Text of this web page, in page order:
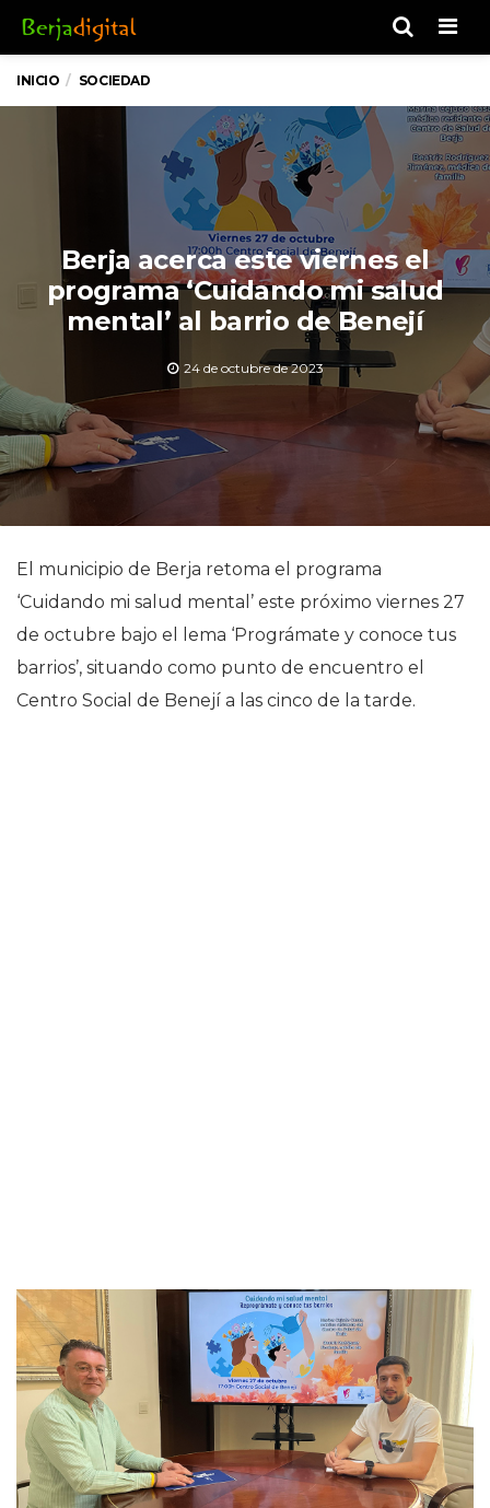
INICIO SOCIEDAD
Berja acerca este viernes el
programa ‘Cuidando mi salud
mental’ al barrio de Benejí
24 de octubre de 2023
El municipio de Berja retoma el programa
‘Cuidando mi salud mental’ este próximo viernes 27
de octubre bajo el lema ‘Prográmate y conoce tus
barrios’, situando como punto de encuentro el
Centro Social de Benejí a las cinco de la tarde.